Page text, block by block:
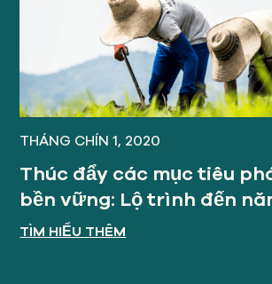
THÁNG CHÍN 1, 2020
Thúc đẩy các mục tiêu
bền vững: Lộ trình đến
TÌM HIỂU THÊM